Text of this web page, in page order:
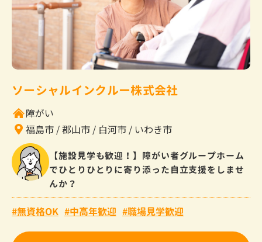
ソーシャルインクルー株式会社
障がい
福島市 郡山市 白河市 いわき市
【施設見学も歓迎！】障がい者グループホーム
でひとりひとりに寄り添った自立支援をしませ
んか？
無資格OK 中高年歓迎 職場見学歓迎